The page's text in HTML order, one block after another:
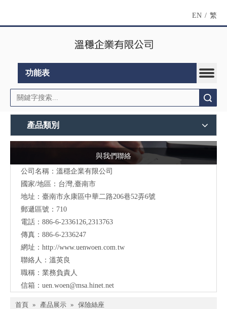
EN / 繁
功能表
產品類別
與我們聯絡
公司名稱：溫穩企業有限公司
國家/地區：台灣,臺南市
地址：臺南市永康區中華二路206巷52弄6號
郵遞區號：710
電話：886-6-2336126,2313763
傳真：886-6-2336247
網址： http://www.uenwoen.com.tw
聯絡人：溫英良
職稱：業務負責人
信箱： uen.woen@msa.hinet.net
首頁 » 產品展示 » 保險絲座